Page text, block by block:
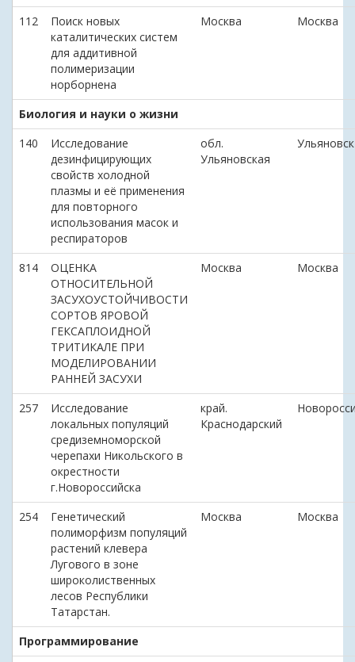
112
Поиск новых
каталитических систем
для аддитивной
полимеризации
норборнена
Москва Москва
Биология и науки о жизни
140
Исследование
дезинфицирующих
свойств холодной
плазмы и её применения
для повторного
использования масок и
респираторов
обл.
Ульяновская
Ульяновск
814
ОЦЕНКА
ОТНОСИТЕЛЬНОЙ
ЗАСУХОУСТОЙЧИВОСТИ
СОРТОВ ЯРОВОЙ
ГЕКСАПЛОИДНОЙ
ТРИТИКАЛЕ ПРИ
МОДЕЛИРОВАНИИ
РАННЕЙ ЗАСУХИ
Москва Москва
257
Исследование
локальных популяций
средиземноморской
черепахи Никольского в
окрестности
г.Новороссийска
край.
Краснодарский
254
Генетический
полиморфизм популяций
растений клевера
Лугового в зоне
широколиственных
лесов Республики
Татарстан.
Москва Москва
Программирование